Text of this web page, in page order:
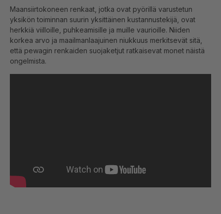
Maansiirtokoneen renkaat, jotka ovat pyörillä varustetun
yksikön toiminnan suurin yksittäinen kustannustekijä, ovat
herkkiä viilloille, puhkeamisille ja muille vaurioille. Niiden
korkea arvo ja maailmanlaajuinen niukkuus merkitsevät sitä,
että pewagin renkaiden suojaketjut ratkaisevat monet näistä
ongelmista.